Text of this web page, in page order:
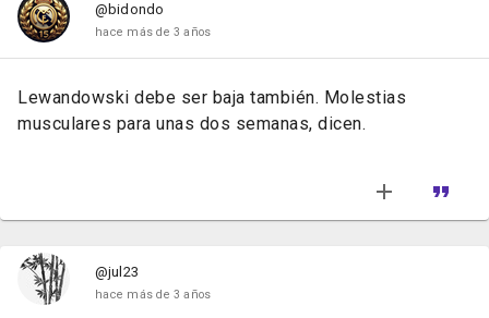
@bidondo
hace más de 3 años
Lewandowski debe ser baja también. Molestias
musculares para unas dos semanas, dicen.
@jul23
hace más de 3 años